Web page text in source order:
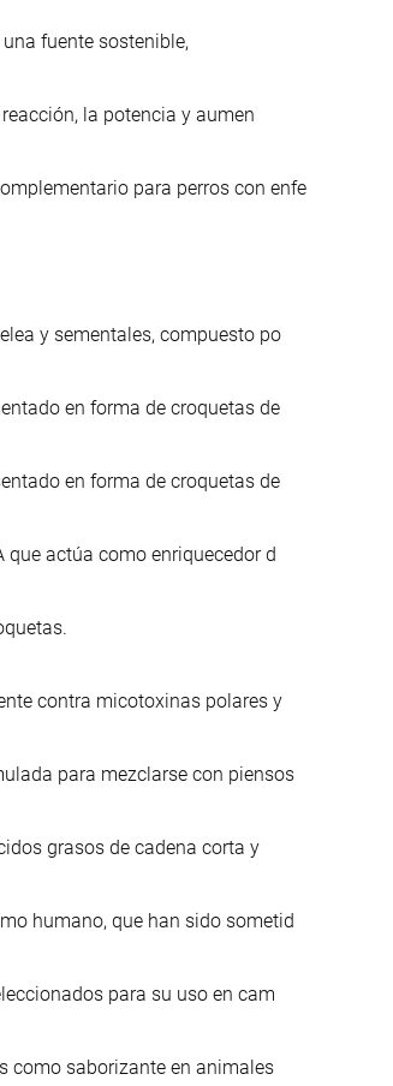
fuente sostenible,
la potencia y aumen
para perros con enfe
y sementales, compuesto po
en forma de croquetas de
en forma de croquetas de
actúa como enriquecedor d
contra micotoxinas polares y
para mezclarse con piensos
grasos de cadena corta y
humano, que han sido sometid
para su uso en cam
como saborizante en animales